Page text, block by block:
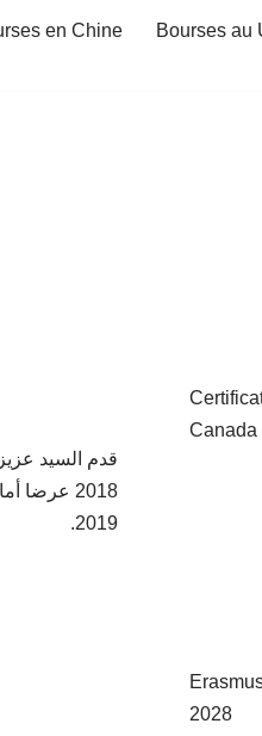
en Chine Bourses au
2018
2019.
Canada
2028